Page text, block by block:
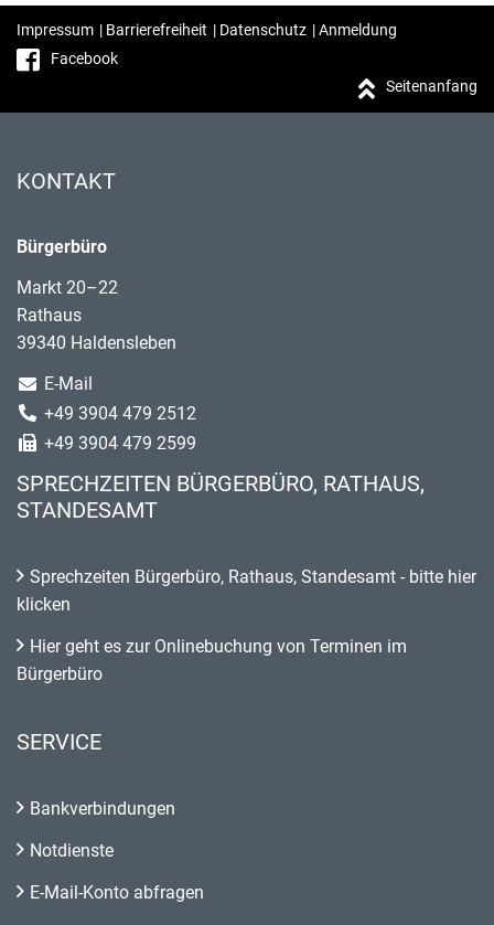
Impressum | Barrierefreiheit | Datenschutz |Anmeldung
Facebook
Seitenanfang
KONTAKT
Bürgerbüro
Markt 20–22
Rathaus
39340 Haldensleben
E-Mail
+49 3904 479 2512
+49 3904 479 2599
SPRECHZEITEN BÜRGERBÜRO, RATHAUS,
STANDESAMT
Sprechzeiten Bürgerbüro, Rathaus, Standesamt - bitte hier
klicken
Hier geht es zur Onlinebuchung von Terminen im
Bürgerbüro
SERVICE
Bankverbindungen
Notdienste
E-Mail-Konto abfragen